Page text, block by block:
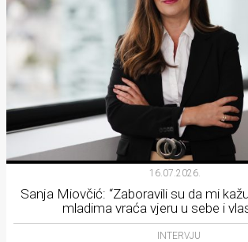
16.07.2026.
Sanja Miovčić: “Zaboravili su da mi
mladima vraća vjeru u sebe i
INTERVJU